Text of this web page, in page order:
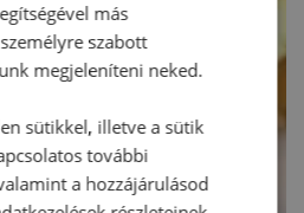
más
szabott
megjeleníteni neked.
sütikkel, illetve a sütik
további
a hozzájárulásod